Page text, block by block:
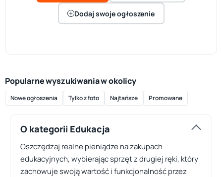
Dodaj swoje ogłoszenie
Popularne wyszukiwania w okolicy
Nowe ogłoszenia Tylko z foto Najtańsze Promowane
O kategorii Edukacja
Oszczędzaj realne pieniądze na zakupach
edukacyjnych, wybierając sprzęt z drugiej ręki, który
zachowuje swoją wartość i funkcjonalność przez